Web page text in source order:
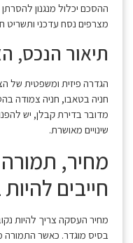
ההסכם יכלול מנגנון
מצרפים נסח עדכני ותשריט
תיאור הנכס,
הגדרה פיזית ומשפטית של
חניה בטאבו, חניה צמודה
מדובר בדירת קבלן, יש
שינויים מאושרת.
מחיר,
חייבים
מחיר העסקה צריך להיות
בסיס מוגדר. כאשר